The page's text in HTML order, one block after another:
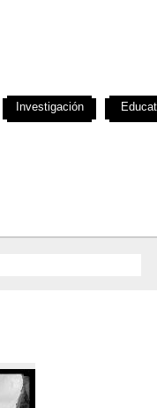
Investigación